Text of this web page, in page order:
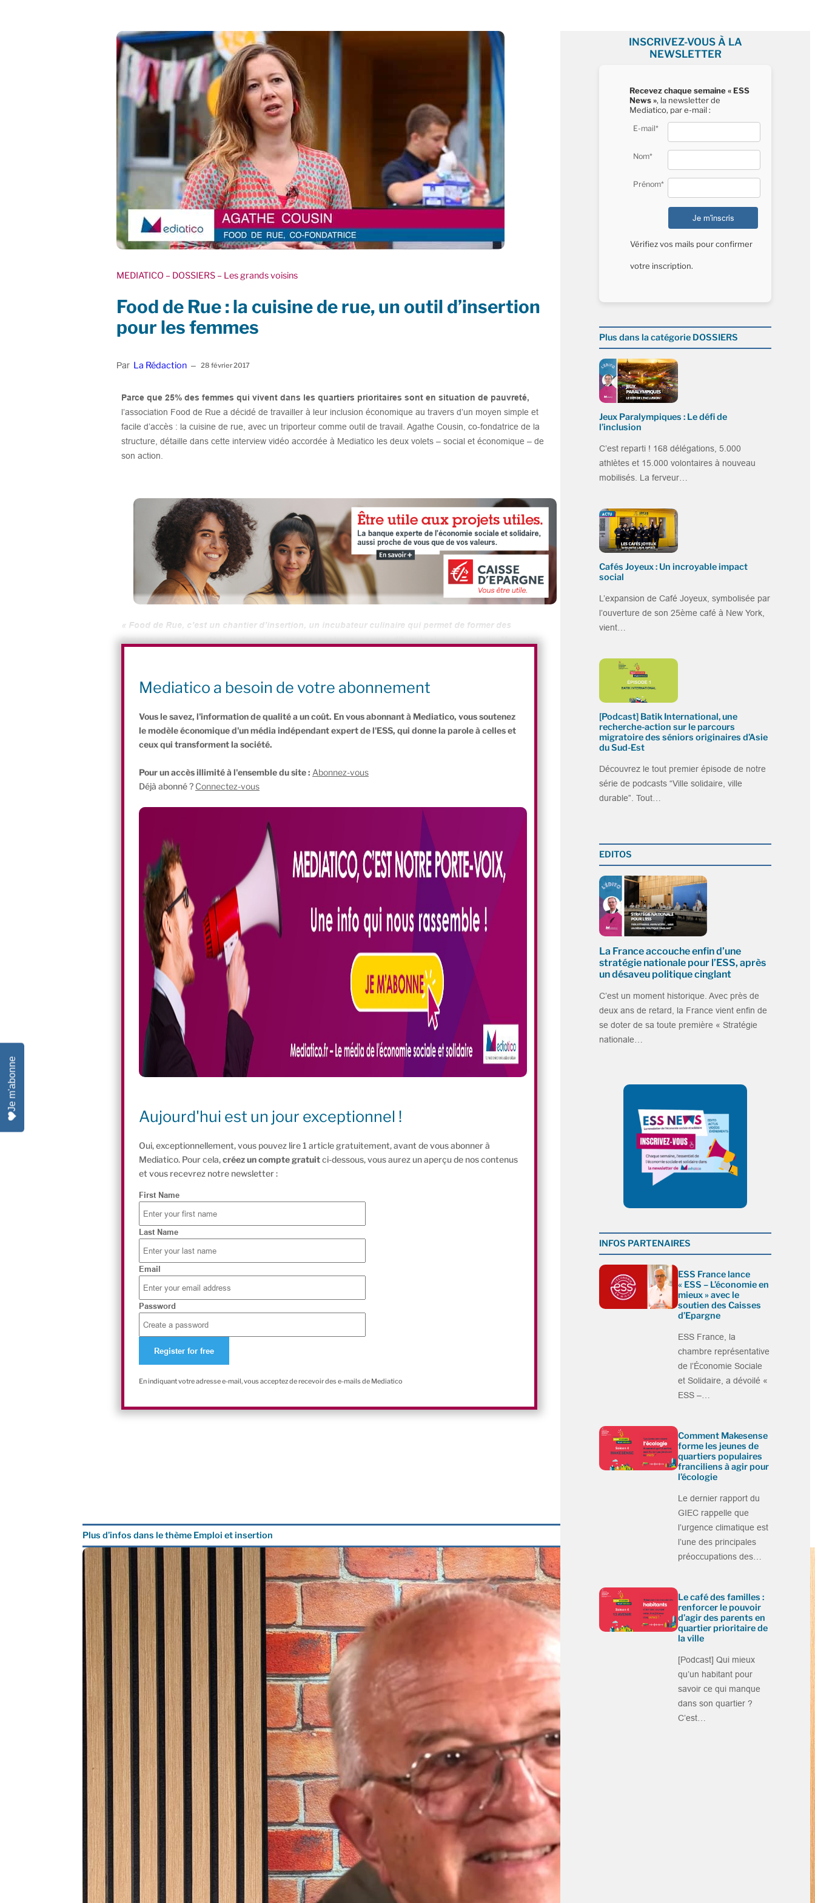
MEDIATICO – DOSSIERS – Les grands voisins
Food de Rue : la cuisine de rue, un outil d’insertion
pour les femmes
Par La Rédaction – 28 février 2017
Parce que 25% des femmes qui vivent dans les quartiers prioritaires sont en situation de pauvreté,
l’association Food de Rue a décidé de travailler à leur inclusion économique au travers d’un moyen simple et
facile d’accès : la cuisine de rue, avec un triporteur comme outil de travail. Agathe Cousin, co-fondatrice de la
structure, détaille dans cette interview vidéo accordée à Mediatico les deux volets – social et économique – de
son action.
« Food de Rue, c’est un chantier d’insertion, un incubateur culinaire qui permet de former des
femmes aux métiers de la restauration (gestes, postures, normes d’hygiène), explique-t-elle. Mais c’est
Mediatico a besoin de votre abonnement
Vous le savez, l'information de qualité a un coût. En vous abonnant à Mediatico, vous soutenez
le modèle économique d'un média indépendant expert de l'ESS, qui donne la parole à celles et
ceux qui transforment la société.
Pour un accès illimité à l'ensemble du site : Abonnez-vous
Déjà abonné ? Connectez-vous
Aujourd'hui est un jour exceptionnel !
Oui, exceptionnellement, vous pouvez lire 1 article gratuitement, avant de vous abonner à
Mediatico. Pour cela,créez un compte gratuitci-dessous, vous aurez un aperçu de nos contenus
et vous recevrez notre newsletter :
First Name
Last Name
Email
Password
En indiquant votre adresse e-mail, vous acceptez de recevoir des e-mails de Mediatico
Plus d’infos dans le thème Emploi et insertion
INSCRIVEZ-VOUS À LA
NEWSLETTER
Recevez chaque semaine « ESS
News », la newsletter de
Mediatico, par e-mail :
E-mail*
Nom*
Prénom*
Vérifiez vos mails pour confirmer
votre inscription.
Plus dans la catégorie DOSSIERS
Jeux Paralympiques : Le défi de
l’inclusion
C’est reparti ! 168 délégations, 5.000
athlètes et 15.000 volontaires à nouveau
mobilisés. La ferveur…
Cafés Joyeux : Un incroyable impact
social
L’expansion de Café Joyeux, symbolisée par
l’ouverture de son 25ème café à New York,
vient…
[Podcast] Batik International, une
recherche-action sur le parcours
migratoire des séniors originaires d’Asie
du Sud-Est
Découvrez le tout premier épisode de notre
série de podcasts “Ville solidaire, ville
durable”. Tout…
EDITOS
La France accouche enfin d’une
stratégie nationale pour l’ESS, après
un désaveu politique cinglant
C’est un moment historique. Avec près de
deux ans de retard, la France vient enfin de
se doter de sa toute première « Stratégie
nationale…
INFOS PARTENAIRES
ESS France lance
« ESS – L’économie en
mieux » avec le
soutien des Caisses
d’Epargne
ESS France, la
chambre représentative
de l’Économie Sociale
et Solidaire, a dévoilé «
ESS –…
Comment Makesense
forme les jeunes de
quartiers populaires
franciliens à agir pour
l’écologie
Le dernier rapport du
GIEC rappelle que
l’urgence climatique est
l’une des principales
préoccupations des…
Le café des familles :
renforcer le pouvoir
d’agir des parents en
quartier prioritaire de
la ville
[Podcast] Qui mieux
qu’un habitant pour
savoir ce qui manque
dans son quartier ?
C’est…
Je m'abonne